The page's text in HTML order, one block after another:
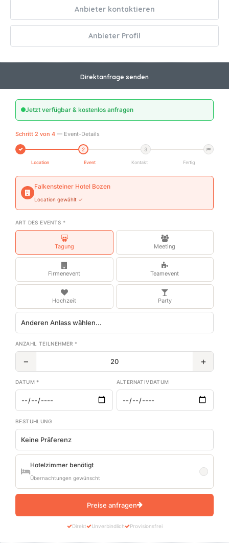
Anbieter kontaktieren
Anbieter Profil
Direktanfrage senden
Jetzt verfügbar & kostenlos anfragen
Schritt 2 von 4 — Event-Details
2 3
Location Event Kontakt Fertig
Falkensteiner Hotel Bozen
Location gewählt ✓
ART DES EVENTS *
Tagung Meeting
Firmenevent Teamevent
Hochzeit Party
ANZAHL TEILNEHMER *
− +
DATUM * ALTERNATIVDATUM
BESTUHLUNG
Hotelzimmer benötigt
Übernachtungen gewünscht
Preise anfragen
Direkt Unverbindlich Provisionsfrei